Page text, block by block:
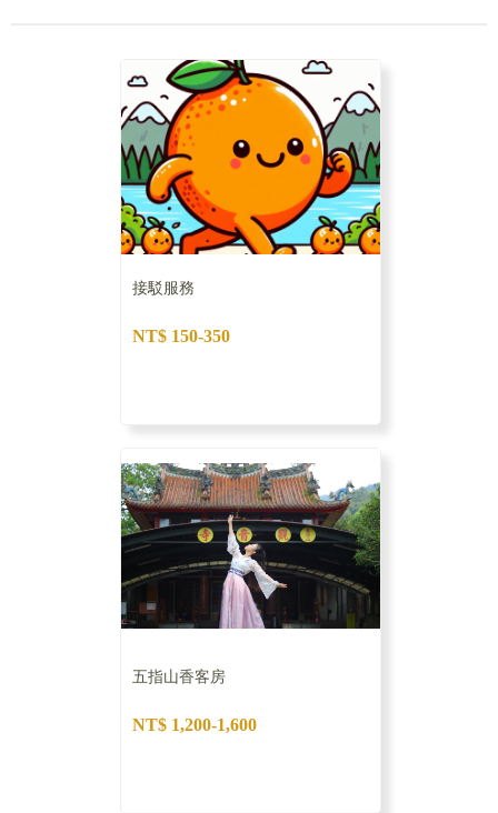
接駁服務
NT$ 150-350
五指山香客房
NT$ 1,200-1,600